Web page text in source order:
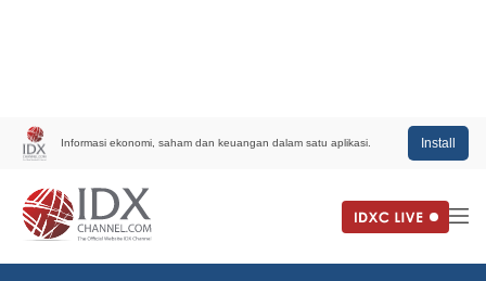
Informasi ekonomi, saham dan keuangan dalam satu aplikasi. Install